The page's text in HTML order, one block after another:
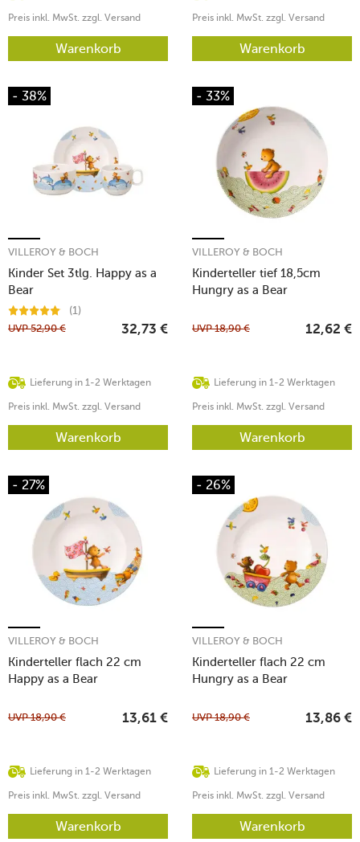
Preis inkl. MwSt. zzgl. Versand
Warenkorb
Preis inkl. MwSt. zzgl. Versand
Warenkorb
- 38%
Kinder Set 3tlg. Happy as a
Bear
VILLEROY & BOCH
(1)
Lieferung in 1-2 Werktagen
UVP52,90 € 32,73 €
Preis inkl. MwSt. zzgl. Versand
Warenkorb
- 33%
Kinderteller tief 18,5cm
Hungry as a Bear
VILLEROY & BOCH
Lieferung in 1-2 Werktagen
UVP18,90 € 12,62 €
Preis inkl. MwSt. zzgl. Versand
Warenkorb
- 27%
Kinderteller flach 22 cm
Happy as a Bear
VILLEROY & BOCH
Lieferung in 1-2 Werktagen
UVP18,90 € 13,61 €
Preis inkl. MwSt. zzgl. Versand
Warenkorb
- 26%
Kinderteller flach 22 cm
Hungry as a Bear
VILLEROY & BOCH
Lieferung in 1-2 Werktagen
UVP18,90 € 13,86 €
Preis inkl. MwSt. zzgl. Versand
Warenkorb